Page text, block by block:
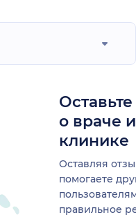
о враче
клинике
Оставляя
помогаете
правильное